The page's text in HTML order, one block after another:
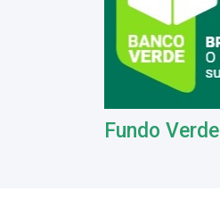
Fundo Verde